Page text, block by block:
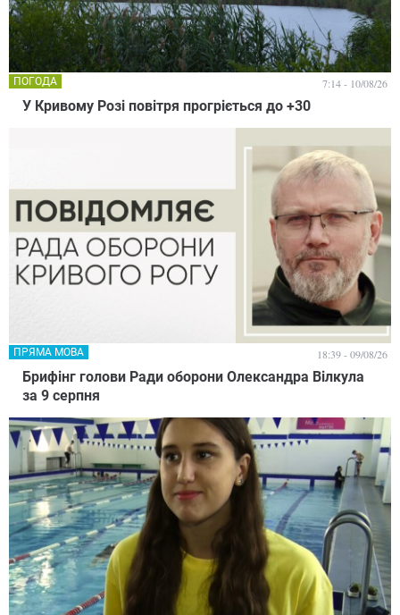
У Кривому Розі повітря прогріється до +30
ПОГОДА 7:14 - 10/08/26
Брифінг голови Ради оборони Олександра Вілкула
за 9 серпня
ПРЯМА МОВА 18:39 - 09/08/26